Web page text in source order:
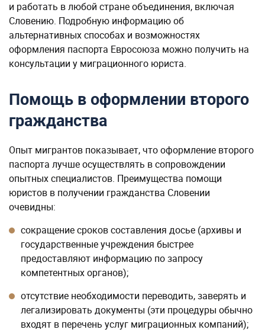
и работать в любой стране объединения, включая
Словению. Подробную информацию об
альтернативных способах и возможностях
оформления паспорта Евросоюза можно получить на
консультации у миграционного юриста.
Помощь в оформлении второго
гражданства
Опыт мигрантов показывает, что оформление второго
паспорта лучше осуществлять в сопровождении
опытных специалистов. Преимущества помощи
юристов в получении гражданства Словении
очевидны:
сокращение сроков составления досье (архивы и
государственные учреждения быстрее
предоставляют информацию по запросу
компетентных органов);
отсутствие необходимости переводить, заверять и
легализировать документы (эти процедуры обычно
входят в перечень услуг миграционных компаний);